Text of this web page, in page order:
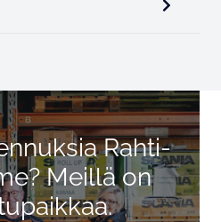
Rahti-
Meillä on